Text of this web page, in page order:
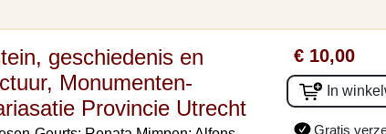
geschiedenis en
Monumenten-
Provincie Utrecht
€ 10,00
In
Gratis